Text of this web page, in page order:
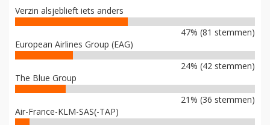
Verzin alsjeblieft iets anders
47% (81 stemmen)
European Airlines Group (EAG)
24% (42 stemmen)
The Blue Group
21% (36 stemmen)
Air-France-KLM-SAS(-TAP)